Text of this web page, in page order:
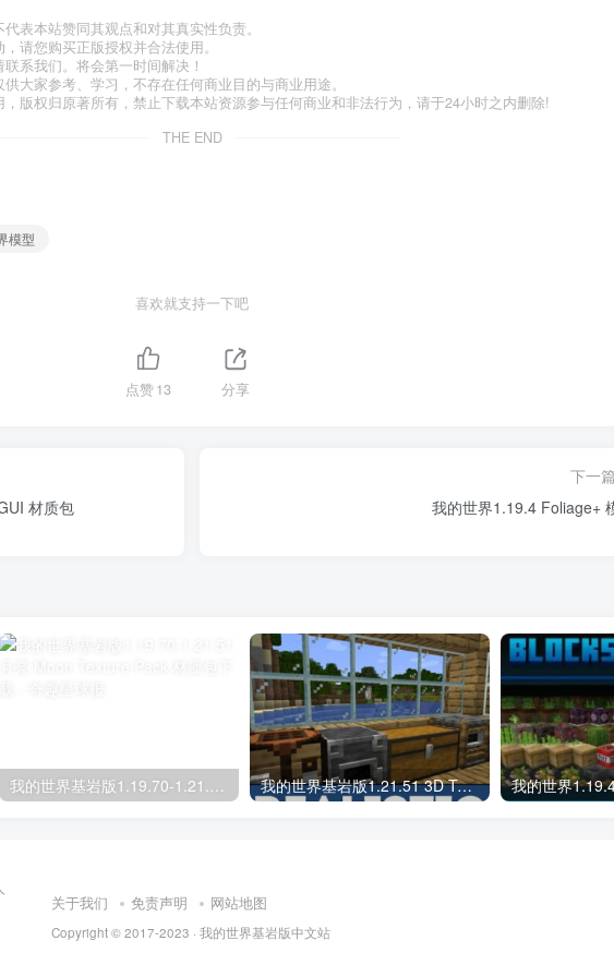
表本站赞同其观点和对其真实性负责。
请您购买正版授权并合法使用。
系我们。将会第一时间解决！
大家参考、学习，不存在任何商业目的与商业用途。
版权归原著所有，禁止下载本站资源参与任何商业和非法行为，请于24小时之内删除!
THE END
模型
喜欢就支持一下吧
点赞13 分享
材质包
下一
我的世界1.19.4 Foliage+
我的世界基岩版1.19.70-1.21.51月亮 Moon Texture Pack 材质包下载 我的世界基岩版1.21.51 3D Texture Pack 材质包下载
关于我们 免责声明 网站地图
Copyright © 2017-2023 · 我的世界基岩版中文站